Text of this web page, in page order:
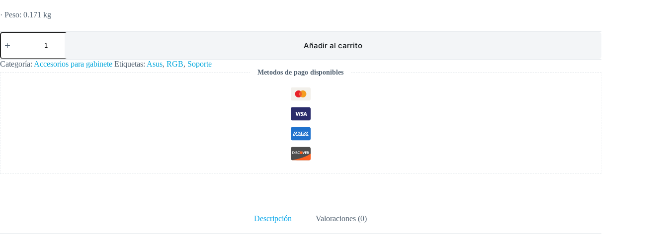
· Peso: 0.171 kg
Card
Holder
(Xh01/gry/argb/vga
Holder)
Rogherculx,soporte
Vga,ajustable,nivel
Burbuja,argb
cantidad
Añadir al carrito
Categoría: Accesorios para gabinete Etiquetas: Asus, RGB, Soporte
Metodos de pago disponibles
Descripción Valoraciones (0)